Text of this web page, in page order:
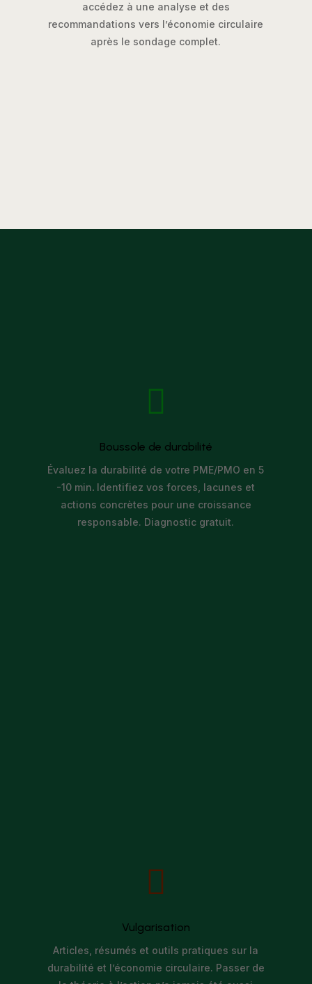
accédez à une analyse et des
recommandations vers l’économie circulaire
après le sondage complet.

Boussole de durabilité
Évaluez la durabilité de votre PME/PMO en 5
-10 min. Identifiez vos forces, lacunes et
actions concrètes pour une croissance
responsable. Diagnostic gratuit.

Vulgarisation
Articles, résumés et outils pratiques sur la
durabilité et l’économie circulaire. Passer de